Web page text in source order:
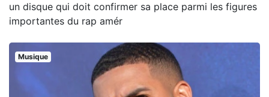
un disque qui doit confirmer sa place parmi les figures
importantes du rap amér
Musique